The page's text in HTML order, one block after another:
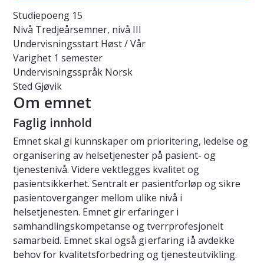
Studiepoeng 15
Nivå Tredjeårsemner, nivå III
Undervisningsstart Høst / Vår
Varighet 1 semester
Undervisningsspråk Norsk
Sted Gjøvik
Om emnet
Faglig innhold
Emnet skal gi kunnskaper om prioritering, ledelse og
organisering av helsetjenester på pasient- og
tjenestenivå. Videre vektlegges kvalitet og
pasientsikkerhet. Sentralt er pasientforløp og sikre
pasientoverganger mellom ulike nivå i
helsetjenesten. Emnet gir erfaringer i
samhandlingskompetanse og tverrprofesjonelt
samarbeid. Emnet skal også gi erfaring i å avdekke
behov for kvalitetsforbedring og tjenesteutvikling.